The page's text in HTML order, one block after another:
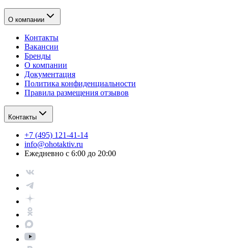
О компании
Контакты
Вакансии
Бренды
О компании
Документация
Политика конфиденциальности
Правила размещения отзывов
Контакты
+7 (495) 121-41-14
info@ohotaktiv.ru
Ежедневно с 6:00 до 20:00